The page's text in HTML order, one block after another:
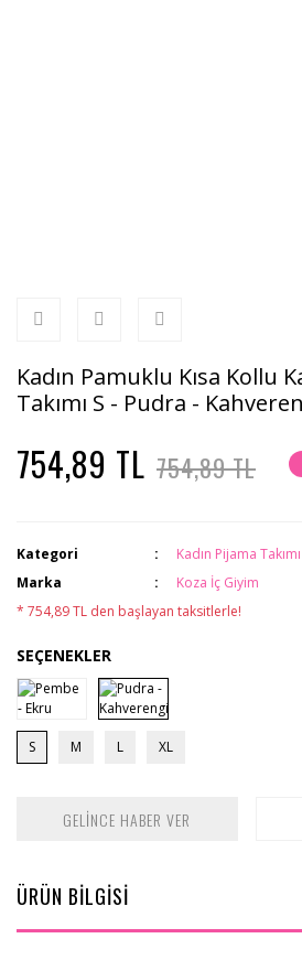
Kadın Pamuklu Kısa Kollu
Takımı S - Pudra -
754,89 TL 754,89 TL
Kategori
Kadın Pijama Takımı
Marka
Koza İç Giyim
* 754,89 TL den başlayan taksitlerle!
SEÇENEKLER
S M L XL
GELİNCE HABER VER
ÜRÜN BİLGİSİ